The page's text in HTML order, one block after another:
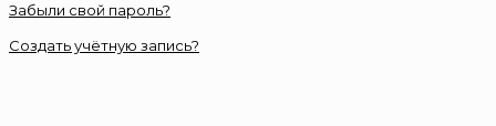
Забыли свой пароль?
Создать учётную запись?